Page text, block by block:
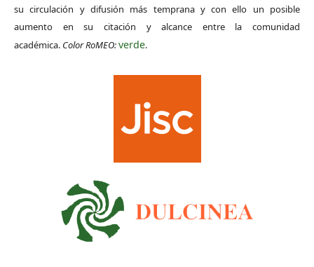
su circulación y difusión más temprana y con ello un posible
aumento en su citación y alcance entre la comunidad
académica. Color RoMEO:verde.